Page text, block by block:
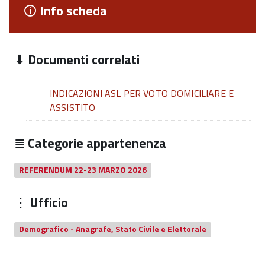
Info scheda
Documenti correlati
INDICAZIONI ASL PER VOTO DOMICILIARE E
ASSISTITO
Categorie appartenenza
REFERENDUM 22-23 MARZO 2026
Ufficio
Demografico - Anagrafe, Stato Civile e Elettorale